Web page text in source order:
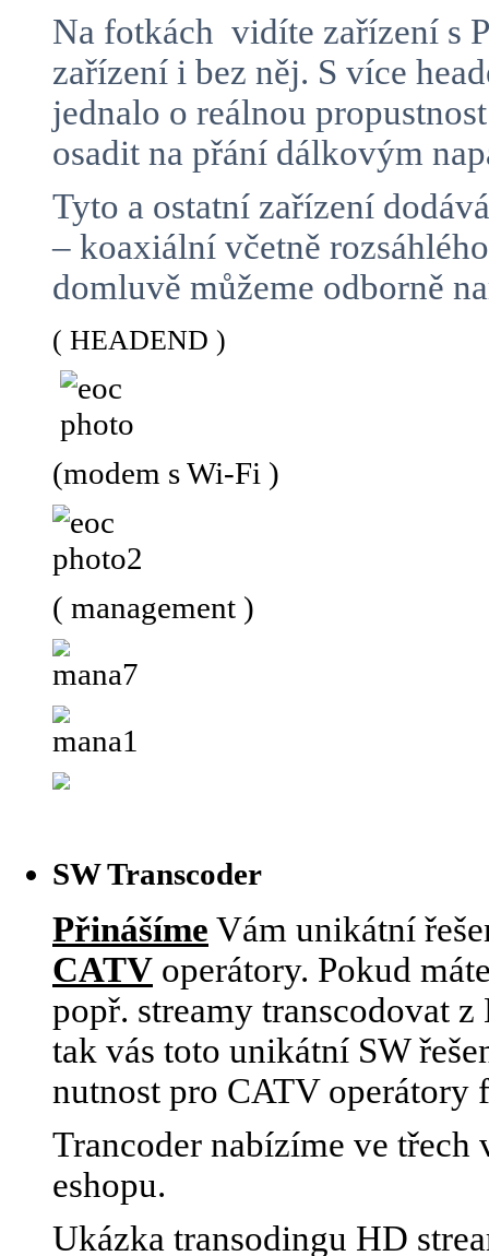
Na fotkách vidíte zařízení s
zařízení i bez něj. S více
jednalo o reálnou
osadit na přání dálkovým
Tyto a ostatní zařízení
– koaxiální včetně
domluvě můžeme odborně
( HEADEND )
(modem s Wi-Fi )
( management )
SW Transcoder
Přinášíme Vám unikátní
CATV operátory. Pokud
popř. streamy transcodovat
tak vás toto unikátní SW
nutnost pro CATV operátory
Trancoder nabízíme ve třech
eshopu.
Ukázka transodingu HD